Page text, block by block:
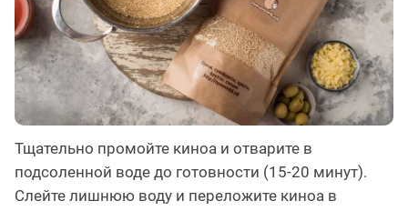
Тщательно промойте киноа и отварите в
подсоленной воде до готовности (15-20 минут).
Слейте лишнюю воду и переложите киноа в